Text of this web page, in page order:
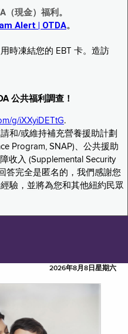
現金）福利。
Alert | OTDA。
時凍結您的 EBT 卡。造訪
公共福利調查！
g/iXXyiDETtG.
和/或維持補充營養援助計劃
Program, SNAP)、公共援助
收入 (Supplemental Security
答完全是匿名的，我們感謝您
驗，並將為您和其他紐約民眾
2026年8月8日星期六